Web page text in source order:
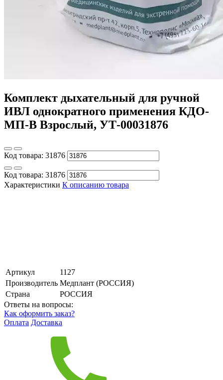
Комплект дыхательный для ручной
ИВЛ однократного применения КДО-
МП-В Взрослый, УТ-00031876
Код товара: 31876
Код товара: 31876
Характеристики К описанию товара
Артикул
1127
Производитель Медплант (РОССИЯ)
Страна
РОССИЯ
Ответы на вопросы:
Как оформить заказ?
Оплата Доставка